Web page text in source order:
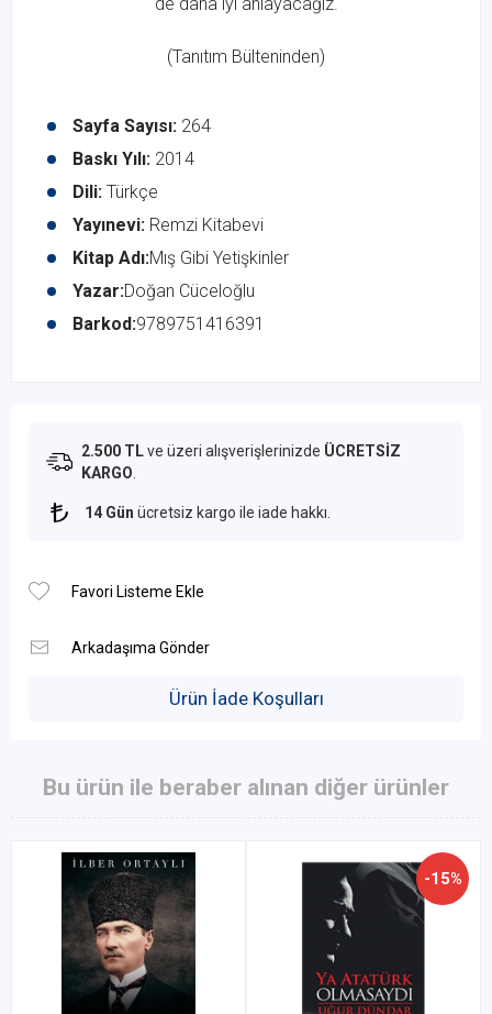
(Tanıtım Bülteninden)
Sayfa Sayısı: 264
Baskı Yılı: 2014
Dili: Türkçe
Yayınevi: Remzi Kitabevi
Kitap Adı:Mış Gibi Yetişkinler
Yazar:Doğan Cüceloğlu
Barkod:9789751416391
2.500 TLve üzeri alışverişlerinizde ÜCRETSİZ
KARGO
14 Gün ücretsiz kargo ile iade hakkı.
Ürün İade Koşulları
Bu ürün ile beraber alınan diğer ürünler
-15%